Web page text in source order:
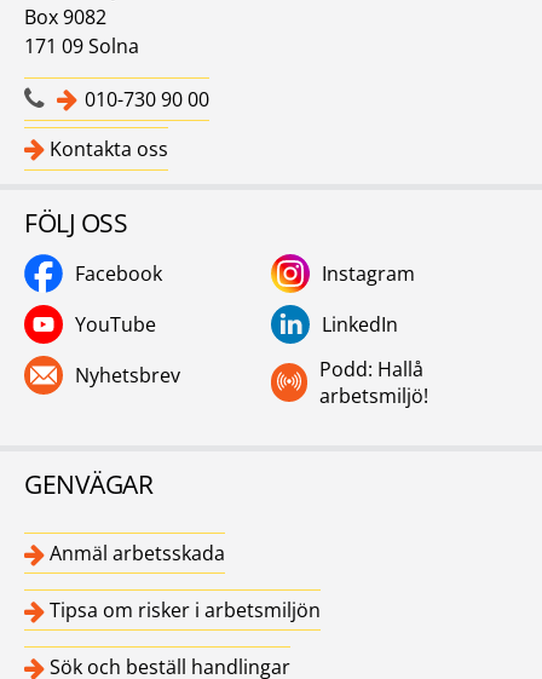
Box 9082
171 09 Solna
010-730 90 00
Kontakta oss
FÖLJ OSS
Facebook
Instagram
YouTube
LinkedIn
Nyhetsbrev
Podd: Hallå
arbetsmiljö!
GENVÄGAR
Anmäl arbetsskada
Tipsa om risker i arbetsmiljön
Sök och beställ handlingar